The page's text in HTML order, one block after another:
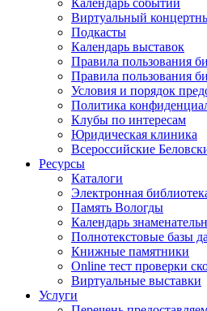
Календарь событий
Виртуальный
Подкасты
Календарь выставок
Правила пользования
Правила пользования
Условия и порядок
Политика
Клубы по интересам
Юридическая клиника
Всероссийские
Ресурсы
Каталоги
Электронная
Память Вологды
Календарь
Полнотекстовые базы
Книжные памятники
Online тест проверки
Виртуальные выставки
Услуги